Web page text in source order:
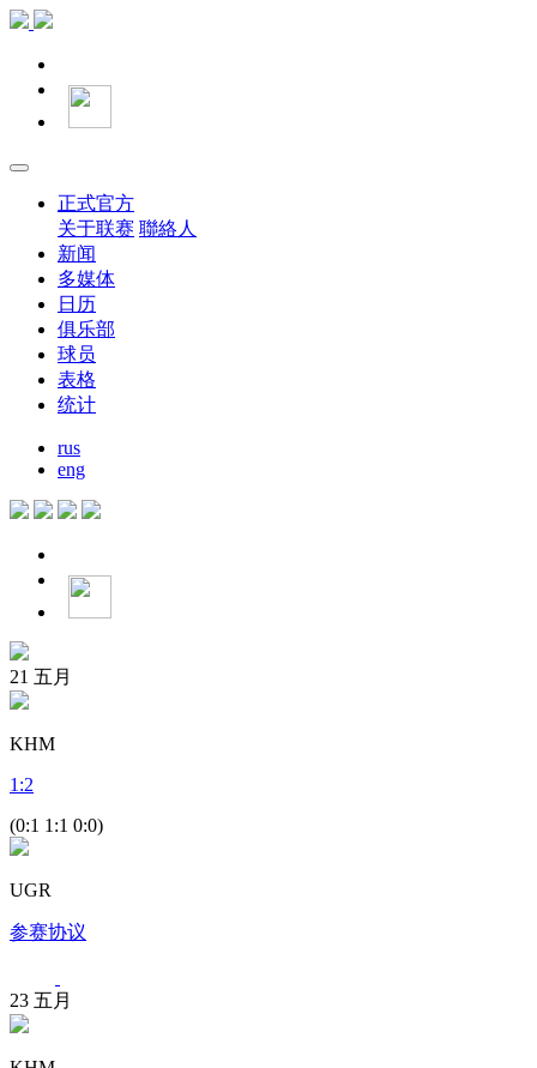
正式官方
关于联赛 聯絡人
新闻
多媒体
日历
俱乐部
球员
表格
统计
rus
eng
21 五月
KHM
1 :2
(0:1 1:1 0:0)
UGR
参赛协议
23 五月